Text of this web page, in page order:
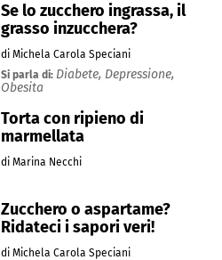
Se lo zucchero ingrassa, il
grasso inzucchera?
di Michela Carola Speciani
Si parla di: Diabete, Depressione,
Obesita
Torta con ripieno di
marmellata
di Marina Necchi
Zucchero o aspartame?
Ridateci i sapori veri!
di Michela Carola Speciani